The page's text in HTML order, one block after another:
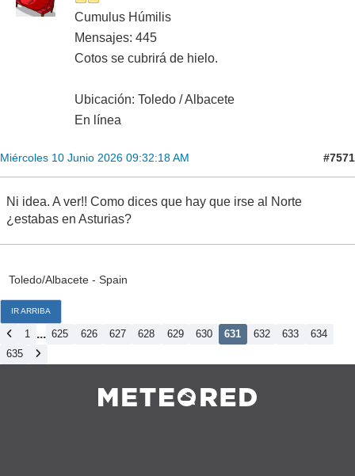
Cumulus Húmilis
Mensajes: 445
Cotos se cubrirá de hielo.
Ubicación: Toledo / Albacete
En línea
Miércoles 10 Junio 2026 09:32:18 AM #7571
Ni idea. A ver!! Como dices que hay que irse al Norte
¿estabas en Asturias?
Toledo/Albacete - Spain
IR ARRIBA
1 ... 625 626 627 628 629 630 631 632 633
634
635